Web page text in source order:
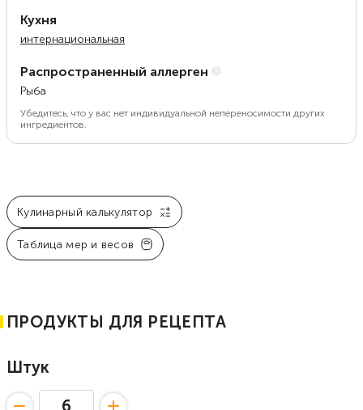
Кухня
интернациональная
Распространенный аллерген
Рыба
Убедитесь, что у вас нет индивидуальной непереносимости других
ингредиентов.
Кулинарный калькулятор
Таблица мер и весов
ПРОДУКТЫ ДЛЯ РЕЦЕПТА
Штук